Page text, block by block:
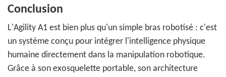
Conclusion
L'Agility A1 est bien plus qu'un simple bras robotisé : c'est
un système conçu pour intégrer l'intelligence physique
humaine directement dans la manipulation robotique.
Grâce à son exosquelette portable, son architecture